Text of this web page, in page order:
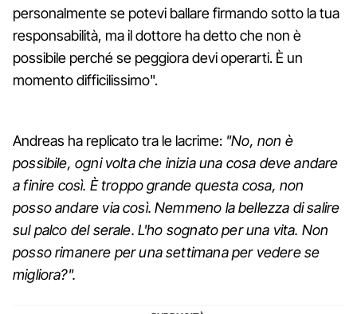
personalmente se potevi ballare firmando sotto la tua
responsabilità, ma il dottore ha detto che non è
possibile perché se peggiora devi operarti. È un
momento difficilissimo".
Andreas ha replicato tra le lacrime: "No, non è
possibile, ogni volta che inizia una cosa deve andare
a finire così. È troppo grande questa cosa, non
posso andare via così. Nemmeno la bellezza di salire
sul palco del serale. L'ho sognato per una vita. Non
posso rimanere per una settimana per vedere se
migliora?".